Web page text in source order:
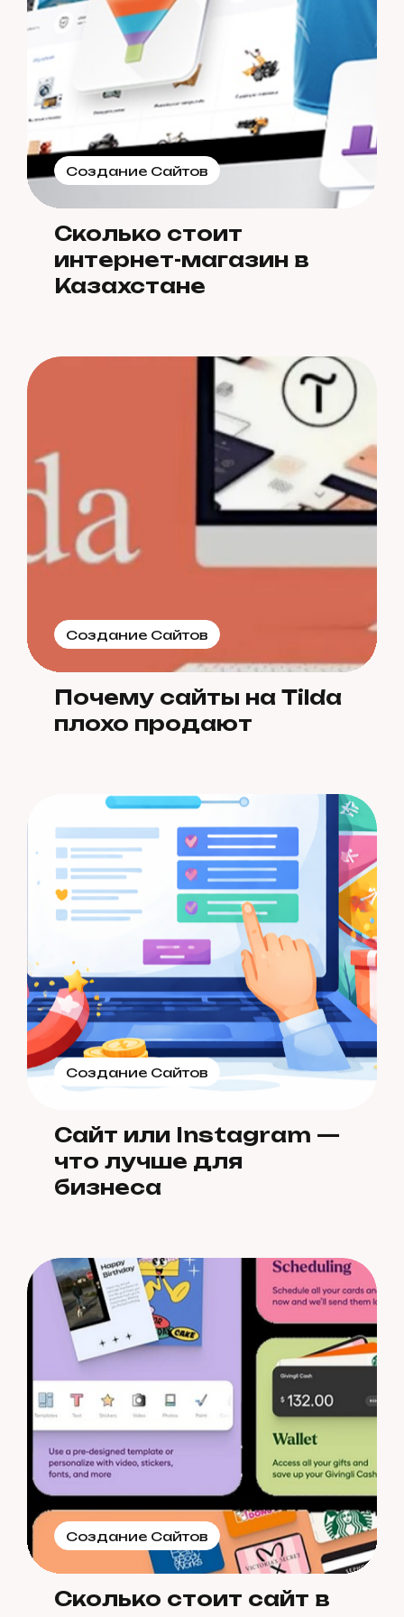
Создание Сайтов
Сколько стоит
интернет-магазин в
Казахстане
Создание Сайтов
Почему сайты на Tilda
плохо продают
Создание Сайтов
Сайт или Instagram —
что лучше для
бизнеса
Создание Сайтов
Сколько стоит сайт в